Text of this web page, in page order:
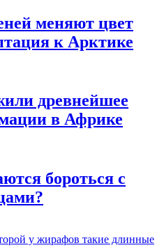
меняют цвет
к Арктике
древнейшее
в Африке
бороться с
у жирафов такие длинные